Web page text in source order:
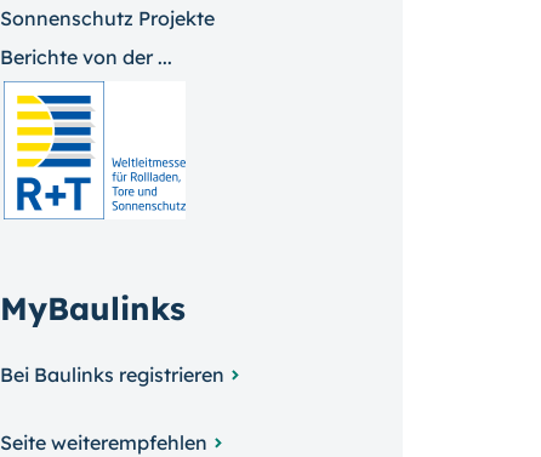
Sonnenschutz Projekte
Berichte von der ...
MyBaulinks
Bei Baulinks registrieren
Seite weiterempfehlen